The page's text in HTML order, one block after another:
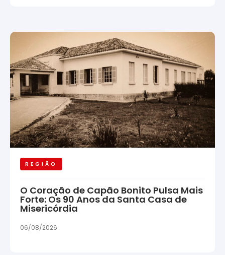
REGIÃO
O Coração de Capão Bonito Pulsa Mais
Forte: Os 90 Anos da Santa Casa de
Misericórdia
06/08/2026